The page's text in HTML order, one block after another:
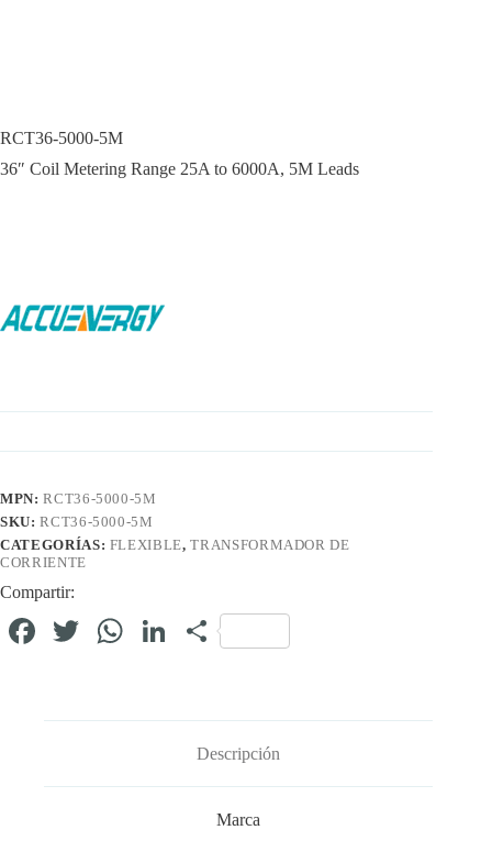
RCT36-5000-5M
36″ Coil Metering Range 25A to 6000A, 5M Leads
MPN:RCT36-5000-5M
SKU:RCT36-5000-5M
CATEGORÍAS: FLEXIBLE,TRANSFORMADOR DE
CORRIENTE
Compartir:
Fa T
W
Li C
rti
r
Descripción
Marca